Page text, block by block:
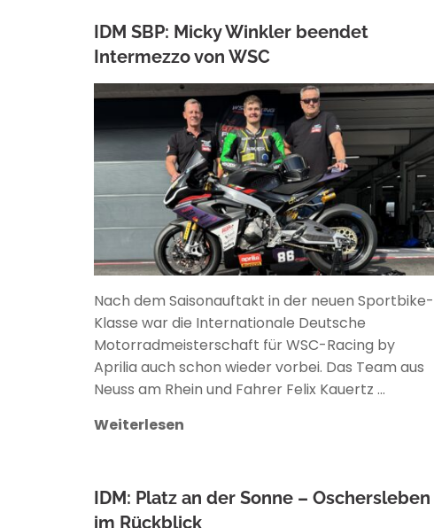
IDM SBP: Micky Winkler beendet
Intermezzo von WSC
Nach dem Saisonauftakt in der neuen Sportbike-
Klasse war die Internationale Deutsche
Motorradmeisterschaft für WSC-Racing by
Aprilia auch schon wieder vorbei. Das Team aus
Neuss am Rhein und Fahrer Felix Kauertz …
Weiterlesen
IDM: Platz an der Sonne – Oschersleben
im Rückblick